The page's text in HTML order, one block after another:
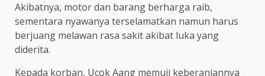
Akibatnya, motor dan barang berharga raib,
sementara nyawanya terselamatkan namun harus
berjuang melawan rasa sakit akibat luka yang
diderita.
Kepada korban, Ucok Aang memuji keberaniannya